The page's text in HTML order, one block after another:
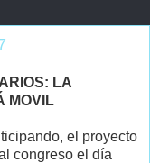
LA
MOVIL
el proyecto
congreso el día